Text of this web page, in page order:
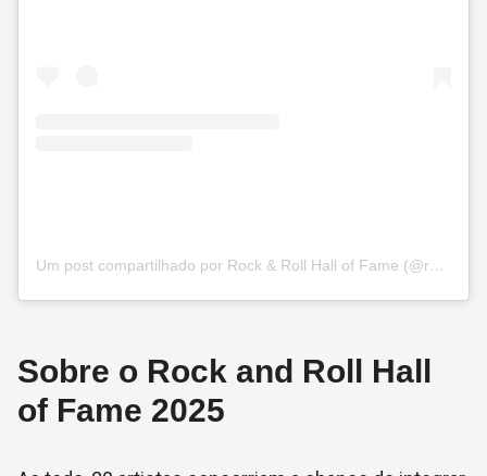
Um post compartilhado por Rock & Roll Hall of Fame (@rockhall)
Sobre o Rock and Roll Hall
of Fame 2025